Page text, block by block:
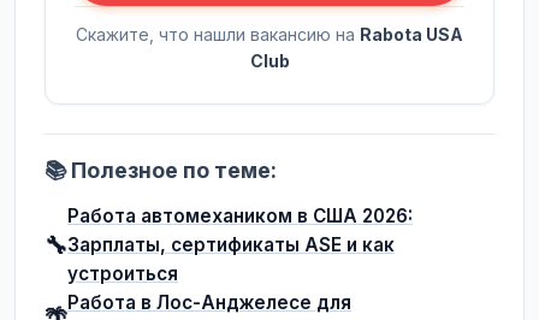
Скажите, что нашли вакансию на Rabota USA
Club
📚 Полезное по теме:
🔧
Работа автомехаником в США 2026:
Зарплаты, сертификаты ASE и как
устроиться
Работа в Лос-Анджелесе для